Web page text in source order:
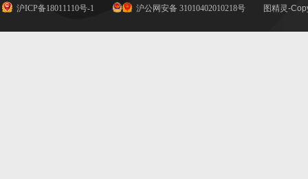
沪ICP备18011110号-1 沪公网安备 31010402010218号 图精灵-